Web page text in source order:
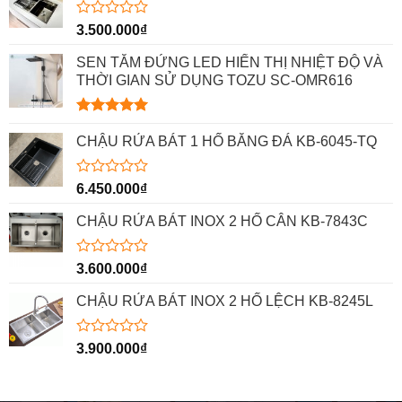
Được
hạng
0
5
sao
3.500.000₫
SEN TẮM ĐỨNG LED HIỂN THỊ NHIỆT ĐỘ VÀ
THỜI GIAN SỬ DỤNG TOZU SC-OMR616
hạng 5.00
CHẬU RỬA BÁT 1 HỐ BẰNG ĐÁ KB-6045-TQ
Được
hạng
0
5
6.450.000₫
CHẬU RỬA BÁT INOX 2 HỐ CÂN KB-7843C
Được
hạng
0
5
3.600.000₫
CHẬU RỬA BÁT INOX 2 HỐ LỆCH KB-8245L
Được
3.900.000₫